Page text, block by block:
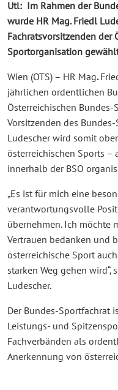
Utl: Im Rahmen der
wurde HR Mag. Friedl
Fachratsvorsitzenden der
Sportorganisation
Wien (OTS) – HR Mag.
jährlichen ordentlichen
Österreichischen
Vorsitzenden des
Ludescher wird somit
österreichischen Sports –
innerhalb der BSO
„Es ist für mich eine
verantwortungsvolle
übernehmen. Ich möchte
Vertrauen bedanken und
österreichische Sport
starken Weg gehen wird“,
Ludescher.
Der Bundes-Sportfachrat
Leistungs- und
Fachverbänden als
Anerkennung von